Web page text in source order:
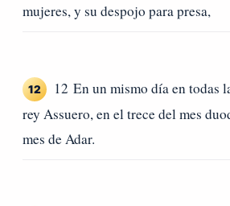
mujeres, y su despojo para presa,
12
12 En un mismo día en todas
rey Assuero, en el trece del mes
mes de Adar.